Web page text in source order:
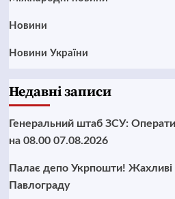
Новини
Новини України
Недавні записи
Генеральний штаб ЗСУ:
на 08.00 07.08.2026
Палає депо Укрпошти! Жахливі
Павлограду